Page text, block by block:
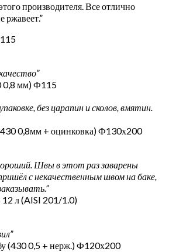
производителя. Все отлично
ржавеет.”
0,8 мм) Ф115
без царапин и сколов, вмятин.
0,8мм + оцинковка) Ф130х200
Швы в этот раз заварены
с некачественным швом на баке,
л (AISI 201/1.0)
(430 0,5 + нерж.) Ф120х200